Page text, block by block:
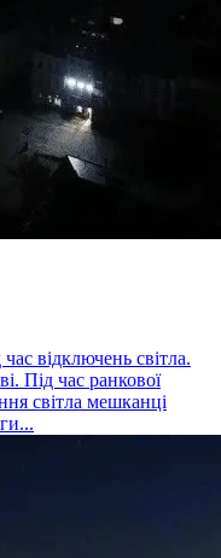
відключень світла.
Під час ранкової
світла мешканці